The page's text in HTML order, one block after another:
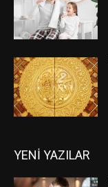
YENİ YAZILAR